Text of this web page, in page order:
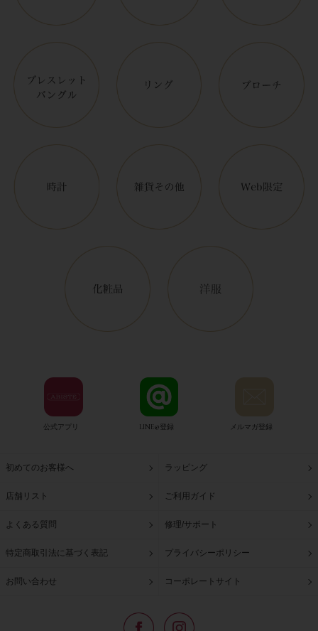
公式アプリ LINE@登録 メルマガ登録
初めてのお客様へ ラッピング
店舗リスト ご利用ガイド
よくある質問 修理/サポート
特定商取引法に基づく表記 プライバシーポリシー
お問い合わせ コーポレートサイト